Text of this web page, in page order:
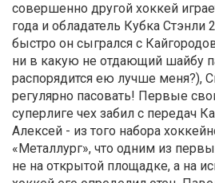
совершенно другой хоккей
года и обладатель Кубка Стэнли
быстро он сыгрался с
ни в какую не отдающий шайбу
распорядится ею лучше меня?),
регулярно пасовать! Первые
суперлиге чех забил с передач
Алексей - из того набора
«Металлург», что одним из
не на открытой площадке, а на